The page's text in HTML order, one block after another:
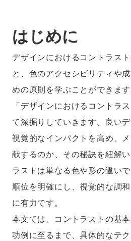
はじめに
デザインにおけるコントラス
と、色のアクセシビリティや
めの原則を学ぶことができます
「デザインにおけるコントラ
て深掘りしていきます。良い
視覚的なインパクトを高め、
献するのか、その秘訣を紐解
ラストは単なる色や形の違い
順位を明確にし、視覚的な調
に有力です。
本文では、コントラストの基
功例に至るまで、具体的なテ